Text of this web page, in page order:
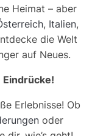
Heimat – aber
, Italien,
die Welt
auf Neues.
Erlebnisse! Ob
oder